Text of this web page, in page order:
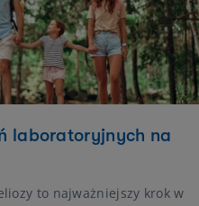
w diagnostyce wybranych
laboratoryjnych na
to najważniejszy krok w